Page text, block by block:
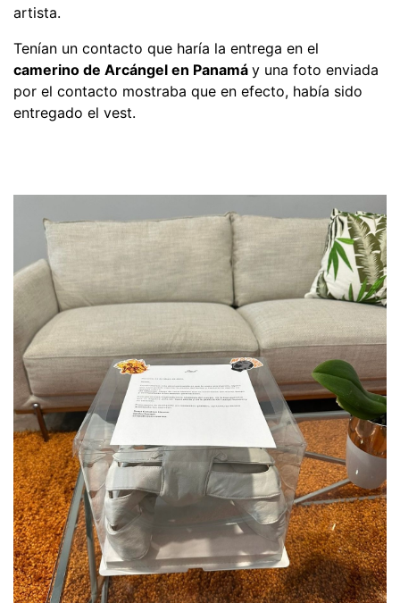
artista.
Tenían un contacto que haría la entrega en el
camerino de Arcángel en Panamá y una foto enviada
por el contacto mostraba que en efecto, había sido
entregado el vest.